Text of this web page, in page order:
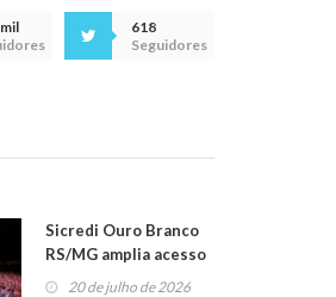
618
Seguidores
Sicredi Ouro Branco
RS/MG amplia acesso
ao show dos 45 anos
20 de julho de 2026